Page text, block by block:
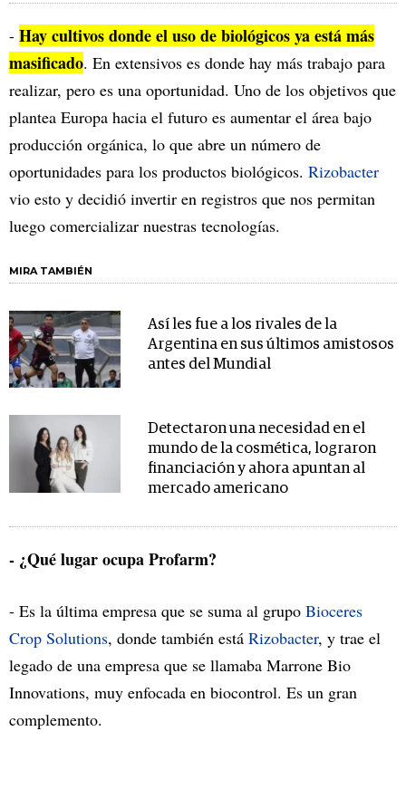
- Hay cultivos donde el uso de biológicos ya está más
masificado. En extensivos es donde hay más trabajo para
realizar, pero es una oportunidad. Uno de los objetivos que
plantea Europa hacia el futuro es aumentar el área bajo
producción orgánica, lo que abre un número de
oportunidades para los productos biológicos. Rizobacter
vio esto y decidió invertir en registros que nos permitan
luego comercializar nuestras tecnologías.
MIRA TAMBIÉN
Así les fue a los rivales de la
Argentina en sus últimos amistosos
antes del Mundial
Detectaron una necesidad en el
mundo de la cosmética, lograron
financiación y ahora apuntan al
mercado americano
- ¿Qué lugar ocupa Profarm?
- Es la última empresa que se suma al grupo Bioceres
Crop Solutions, donde también está Rizobacter, y trae el
legado de una empresa que se llamaba Marrone Bio
Innovations, muy enfocada en biocontrol. Es un gran
complemento.